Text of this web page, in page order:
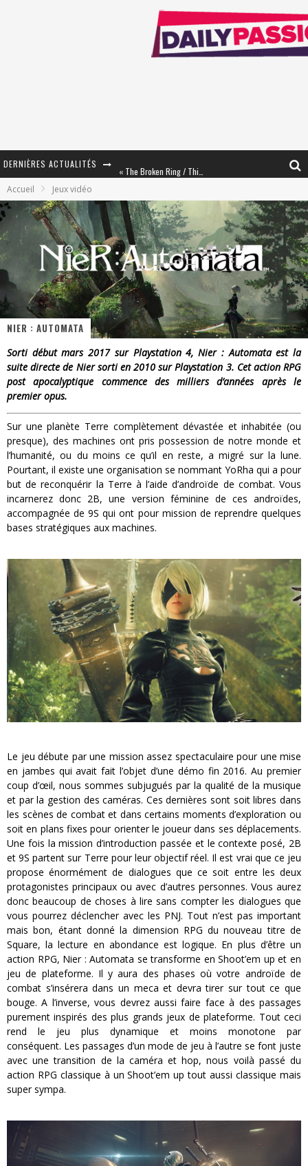
DERNIÈRES ACTUALITÉS
Star Fox
PsyRiver 2026 : la magie revient sur les rives de l’Aar
« MOFUSAND / Parler Japonais » – Des Expressions Pratiques !
« Dr Wertham / L’homme qui étudia les tueurs en série » - Un Métier à Risque !
Assassin's Creed Black Flag Resynced
« Le Vent dand les Saules » - Une Belle Histoire !
« Damn Them All » - Un duo de Choc !
Yoshi and the mysterious book
« WOLF-MAN / Integrale Tomes 1 et 2 » - Cruelle Vengeance !
Accueil Jeux vidéo
NIER : AUTOMATA
Sorti début mars 2017 sur Playstation 4, Nier : Automata est la
suite directe de Nier sorti en 2010 sur Playstation 3. Cet action RPG
post apocalyptique commence des milliers d’années après le
premier opus.
Sur une planète Terre complètement dévastée et inhabitée (ou
presque), des machines ont pris possession de notre monde et
l’humanité, ou du moins ce qu’il en reste, a migré sur la lune.
Pourtant, il existe une organisation se nommant YoRha qui a pour
but de reconquérir la Terre à l’aide d’androïde de combat. Vous
incarnerez donc 2B, une version féminine de ces androïdes,
accompagnée de 9S qui ont pour mission de reprendre quelques
bases stratégiques aux machines.
Le jeu débute par une mission assez spectaculaire pour une mise
en jambes qui avait fait l’objet d’une démo fin 2016. Au premier
coup d’œil, nous sommes subjugués par la qualité de la musique
et par la gestion des caméras. Ces dernières sont soit libres dans
les scènes de combat et dans certains moments d’exploration ou
soit en plans fixes pour orienter le joueur dans ses déplacements.
Une fois la mission d’introduction passée et le contexte posé, 2B
et 9S partent sur Terre pour leur objectif réel. Il est vrai que ce jeu
propose énormément de dialogues que ce soit entre les deux
protagonistes principaux ou avec d’autres personnes. Vous aurez
donc beaucoup de choses à lire sans compter les dialogues que
vous pourrez déclencher avec les PNJ. Tout n’est pas important
mais bon, étant donné la dimension RPG du nouveau titre de
Square, la lecture en abondance est logique. En plus d’être un
action RPG, Nier : Automata se transforme en Shoot’em up et en
jeu de plateforme. Il y aura des phases où votre androïde de
combat s’insérera dans un meca et devra tirer sur tout ce que
bouge. A l’inverse, vous devrez aussi faire face à des passages
purement inspirés des plus grands jeux de plateforme. Tout ceci
rend le jeu plus dynamique et moins monotone par
conséquent. Les passages d’un mode de jeu à l’autre se font juste
avec une transition de la caméra et hop, nous voilà passé du
action RPG classique à un Shoot’em up tout aussi classique mais
super sympa.